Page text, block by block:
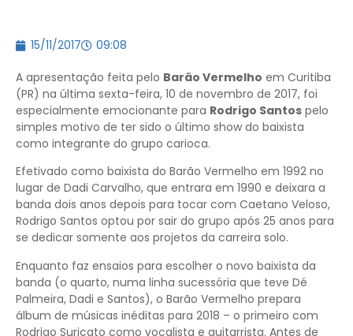
15/11/2017 09:08
A apresentação feita pelo Barão Vermelho em Curitiba
(PR) na última sexta-feira, 10 de novembro de 2017, foi
especialmente emocionante para Rodrigo Santos pelo
simples motivo de ter sido o último show do baixista
como integrante do grupo carioca.
Efetivado como baixista do Barão Vermelho em 1992 no
lugar de Dadi Carvalho, que entrara em 1990 e deixara a
banda dois anos depois para tocar com Caetano Veloso,
Rodrigo Santos optou por sair do grupo após 25 anos para
se dedicar somente aos projetos da carreira solo.
Enquanto faz ensaios para escolher o novo baixista da
banda (o quarto, numa linha sucessória que teve Dé
Palmeira, Dadi e Santos), o Barão Vermelho prepara
álbum de músicas inéditas para 2018 – o primeiro com
Rodrigo Suricato como vocalista e guitarrista. Antes de